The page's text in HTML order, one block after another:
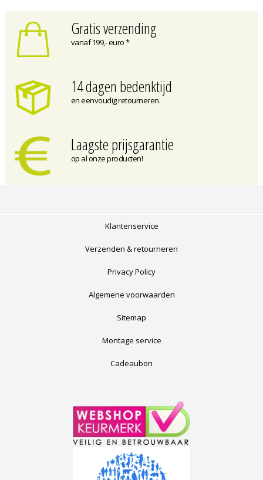
Gratis verzending
vanaf 199,- euro *
14 dagen bedenktijd
en eenvoudig retourneren.
Laagste prijsgarantie
op al onze producten!
Klantenservice
Verzenden & retourneren
Privacy Policy
Algemene voorwaarden
Sitemap
Montage service
Cadeaubon